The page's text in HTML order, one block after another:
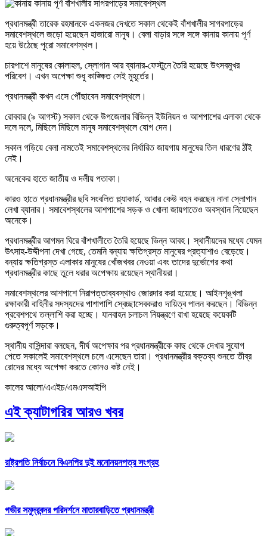
প্রধানমন্ত্রী তারেক রহমানকে একনজর দেখতে সকাল থেকেই বাঁশখালীর সাগরপাড়ের
সমাবেশস্থলে জড়ো হয়েছেন হাজারো মানুষ। বেলা বাড়ার সঙ্গে সঙ্গে কানায় কানায় পূর্ণ
হয়ে উঠেছে পুরো সমাবেশস্থল।
চারপাশে মানুষের কোলাহল, স্লোগান আর ব্যানার-ফেস্টুনে তৈরি হয়েছে উৎসবমুখর
পরিবেশ। এখন অপেক্ষা শুধু কাঙ্ক্ষিত সেই মুহূর্তের।
প্রধানমন্ত্রী কখন এসে পৌঁছাবেন সমাবেশস্থলে।
রোববার (৯ আগস্ট) সকাল থেকে উপজেলার বিভিন্ন ইউনিয়ন ও আশপাশের এলাকা থেকে
দলে দলে, মিছিলে মিছিলে মানুষ সমাবেশস্থলে যোগ দেন।
সকাল গড়িয়ে বেলা নামতেই সমাবেশস্থলের নির্ধারিত জায়গায় মানুষের তিল ধারণের ঠাঁই
নেই।
অনেকের হাতে জাতীয় ও দলীয় পতাকা।
কারও হাতে প্রধানমন্ত্রীর ছবি সংবলিত প্ল্যাকার্ড, আবার কেউ বহন করছেন নানা স্লোগান
লেখা ব্যানার। সমাবেশস্থলের আশপাশের সড়ক ও খোলা জায়গাতেও অবস্থান নিয়েছেন
অনেকে।
প্রধানমন্ত্রীর আগমন ঘিরে বাঁশখালীতে তৈরি হয়েছে ভিন্ন আবহ। স্থানীয়দের মধ্যে যেমন
উৎসাহ-উদ্দীপনা দেখা গেছে, তেমনি বন্যায় ক্ষতিগ্রস্ত মানুষের প্রত্যাশাও বেড়েছে।
বন্যায় ক্ষতিগ্রস্ত এলাকার মানুষের খোঁজখবর নেওয়া এবং তাদের দুর্ভোগের কথা
প্রধানমন্ত্রীর কাছে তুলে ধরার অপেক্ষায় রয়েছেন স্থানীয়রা।
সমাবেশস্থলের আশপাশে নিরাপত্তাব্যবস্থাও জোরদার করা হয়েছে। আইনশৃঙ্খলা
রক্ষাকারী বাহিনীর সদস্যদের পাশাপাশি স্বেচ্ছাসেবকরাও দায়িত্ব পালন করছেন। বিভিন্ন
প্রবেশপথে তল্লাশি করা হচ্ছে। যানবাহন চলাচল নিয়ন্ত্রণে রাখা হয়েছে কয়েকটি
গুরুত্বপূর্ণ সড়কে।
স্থানীয় বাসিন্দারা বলছেন, দীর্ঘ অপেক্ষার পর প্রধানমন্ত্রীকে কাছ থেকে দেখার সুযোগ
পেতে সকালেই সমাবেশস্থলে চলে এসেছেন তারা। প্রধানমন্ত্রীর বক্তব্য শুনতে তীব্র
রোদের মধ্যে অপেক্ষা করতে কোনও কষ্ট নেই।
কালের আলো/এএইচ/এমএসআইপি
এই ক্যাটাগরির আরও খবর
রাষ্ট্রপতি নির্বাচনে বিএনপির দুই মনোনয়নপত্র সংগ্রহ
গভীর সমুদ্রবন্দর পরিদর্শনে মাতারবাড়িতে প্রধানমন্ত্রী